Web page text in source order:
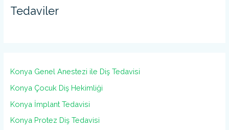
Tedaviler
Konya Genel Anestezi ile Diş Tedavisi
Konya Çocuk Diş Hekimliği
Konya İmplant Tedavisi
Konya Protez Diş Tedavisi